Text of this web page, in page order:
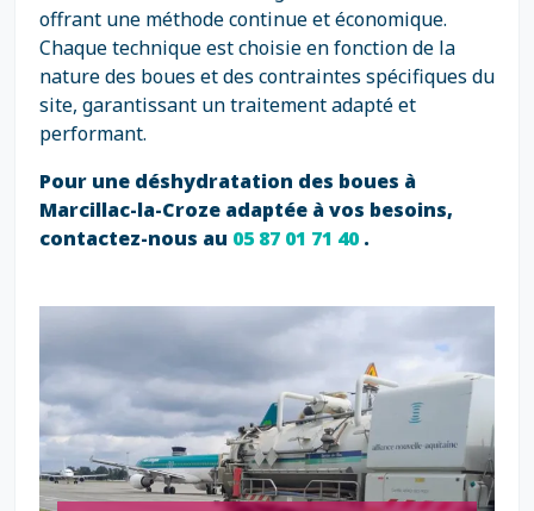
offrant une méthode continue et économique.
Chaque technique est choisie en fonction de la
nature des boues et des contraintes spécifiques du
site, garantissant un traitement adapté et
performant.
Pour une déshydratation des boues à
Marcillac-la-Croze adaptée à vos besoins,
contactez-nous au 05 87 01 71 40.